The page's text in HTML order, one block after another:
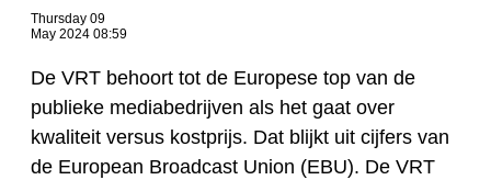
Thursday 09
May 2024 08:59
De VRT behoort tot de Europese top van de
publieke mediabedrijven als het gaat over
kwaliteit versus kostprijs. Dat blijkt uit cijfers van
de European Broadcast Union (EBU). De VRT